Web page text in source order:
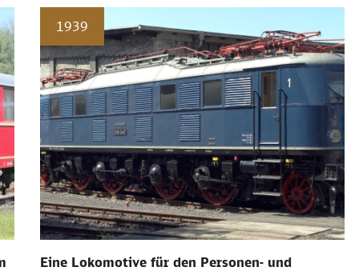
1939
Eine Lokomotive für den Personen- und